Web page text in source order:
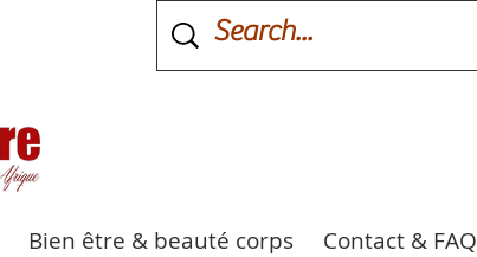
Bien être & beauté corps Contact & FAQ